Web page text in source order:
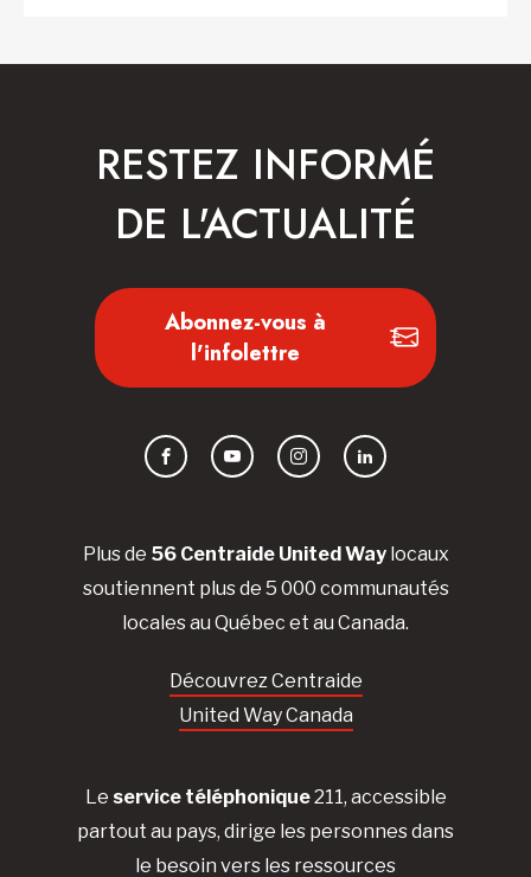
Plus de 56 Centraide United Waylocaux
soutiennent plus de 5 000 communautés
locales au Québec et au Canada.
Découvrez Centraide
United Way Canada
Le service téléphonique211, accessible
partout au pays, dirige les personnes dans
le besoin vers les ressources
RESTEZ INFORMÉ
DE L'ACTUALITÉ
Abonnez-vous à
l'infolettre
FacebookYouTubeInstagramLinkedIn